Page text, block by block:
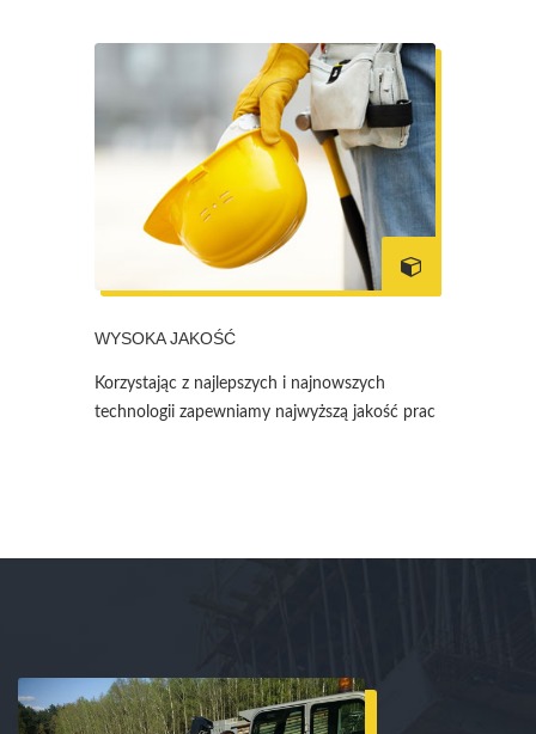
WYSOKA JAKOŚĆ
Korzystając z najlepszych i najnowszych
technologii zapewniamy najwyższą jakość prac